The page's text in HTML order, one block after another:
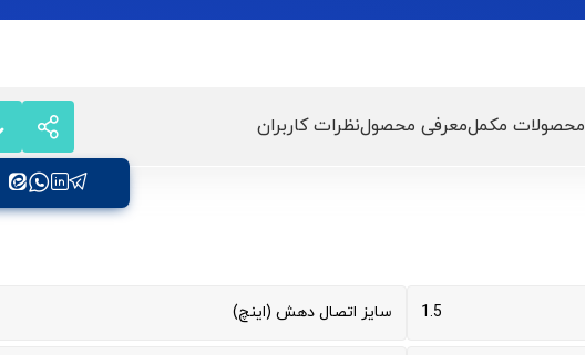
محصولات مکملمعرفی محصولنظرات کاربران
1.5 سایز اتصال دهش (اینچ)